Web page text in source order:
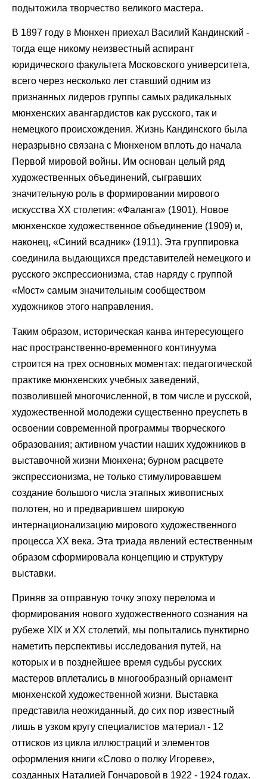
подытожила творчество великого мастера.
В 1897 году в Мюнхен приехал Василий Кандинский -
тогда еще никому неизвестный аспирант
юридического факультета Московского университета,
всего через несколько лет ставший одним из
признанных лидеров группы самых радикальных
мюнхенских авангардистов как русского, так и
немецкого происхождения. Жизнь Кандинского была
неразрывно связана с Мюнхеном вплоть до начала
Первой мировой войны. Им основан целый ряд
художественных объединений, сыгравших
значительную роль в формировании мирового
искусства ХХ столетия: «Фаланга» (1901), Новое
мюнхенское художественное объединение (1909) и,
наконец, «Синий всадник» (1911). Эта группировка
соединила выдающихся представителей немецкого и
русского экспрессионизма, став наряду с группой
«Мост» самым значительным сообществом
художников этого направления.
Таким образом, историческая канва интересующего
нас пространственно-временного континуума
строится на трех основных моментах: педагогической
практике мюнхенских учебных заведений,
позволившей многочисленной, в том числе и русской,
художественной молодежи существенно преуспеть в
освоении современной программы творческого
образования; активном участии наших художников в
выставочной жизни Мюнхена; бурном расцвете
экспрессионизма, не только стимулировавшем
создание большого числа этапных живописных
полотен, но и предварившем широкую
интернационализацию мирового художественного
процесса ХХ века. Эта триада явлений естественным
образом сформировала концепцию и структуру
выставки.
Приняв за отправную точку эпоху перелома и
формирования нового художественного сознания на
рубеже XIX и ХХ столетий, мы попытались пунктирно
наметить перспективы исследования путей, на
которых и в позднейшее время судьбы русских
мастеров вплетались в многообразный орнамент
мюнхенской художественной жизни. Выставка
представила неожиданный, до сих пор известный
лишь в узком кругу специалистов материал - 12
оттисков из цикла иллюстраций и элементов
оформления книги «Слово о полку Игореве»,
созданных Наталией Гончаровой в 1922 - 1924 годах.